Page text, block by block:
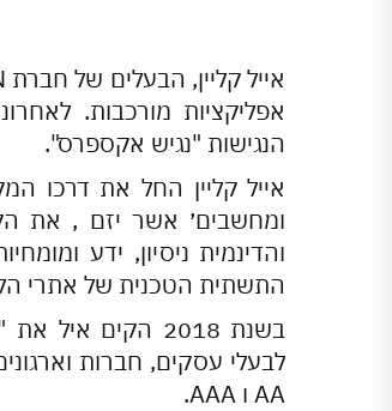
אפליקציות מורכבות.
הנגישות "נגיש אקספרס".
ומחשבים׳ אשר יזם , את
והדינמית ניסיון, ידע
התשתית הטכנית של אתרי
בשנת 2018
AA ו AAA.